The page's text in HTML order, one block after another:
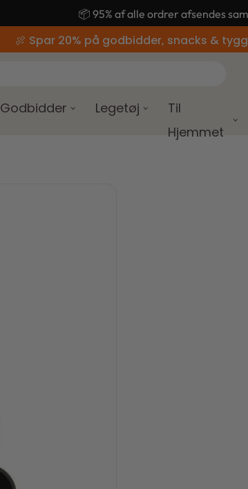
🚚 Gratis fragt ved køb over
🍖 Spar 20% på godbidder, snacks &
Godbidder Legetøj
Til
Hjemmet